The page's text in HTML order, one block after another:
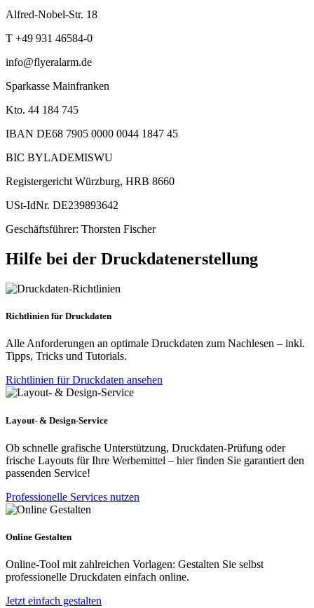
Alfred-Nobel-Str. 18
T +49 931 46584-0
info@flyeralarm.de
Sparkasse Mainfranken
Kto. 44 184 745
IBAN DE68 7905 0000 0044 1847 45
BIC BYLADEMISWU
Registergericht Würzburg, HRB 8660
USt-IdNr. DE239893642
Geschäftsführer: Thorsten Fischer
Hilfe bei der Druckdatenerstellung
Richtlinien für Druckdaten
Alle Anforderungen an optimale Druckdaten zum Nachlesen – inkl.
Tipps, Tricks und Tutorials.
Richtlinien für Druckdaten ansehen
Layout- & Design-Service
Ob schnelle grafische Unterstützung, Druckdaten-Prüfung oder
frische Layouts für Ihre Werbemittel – hier finden Sie garantiert den
passenden Service!
Professionelle Services nutzen
Online Gestalten
Online-Tool mit zahlreichen Vorlagen: Gestalten Sie selbst
professionelle Druckdaten einfach online.
Jetzt einfach gestalten